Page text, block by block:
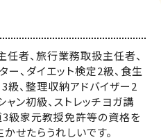
者、旅行業務取扱主任者、
ー、ダイエット検定2級、食生
級、整理収納アドバイザー2
ャン初級、ストレッチヨガ講
3級家元教授免許等の資格を
かせたらうれしいです。